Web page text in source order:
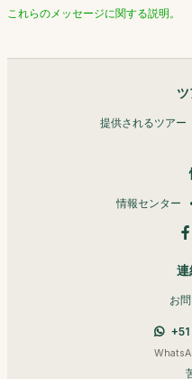
これらのメッセージに関する説明。
ツ
提供されるツアー
情報センター
連
お